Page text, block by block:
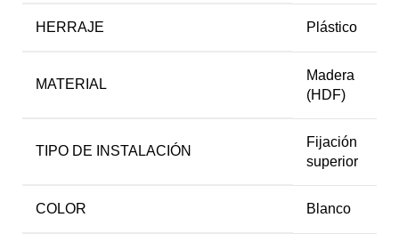
HERRAJE Plástico
MATERIAL
Madera
(HDF)
TIPO DE INSTALACIÓN
Fijación
superior
COLOR Blanco